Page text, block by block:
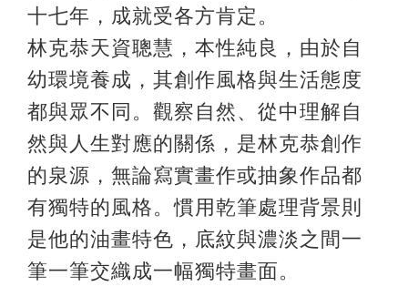
十七年，成就受各方肯定。
林克恭天資聰慧，本性純良，由於自
幼環境養成，其創作風格與生活態度
都與眾不同。觀察自然、從中理解自
然與人生對應的關係，是林克恭創作
的泉源，無論寫實畫作或抽象作品都
有獨特的風格。慣用乾筆處理背景則
是他的油畫特色，底紋與濃淡之間一
筆一筆交織成一幅獨特畫面。